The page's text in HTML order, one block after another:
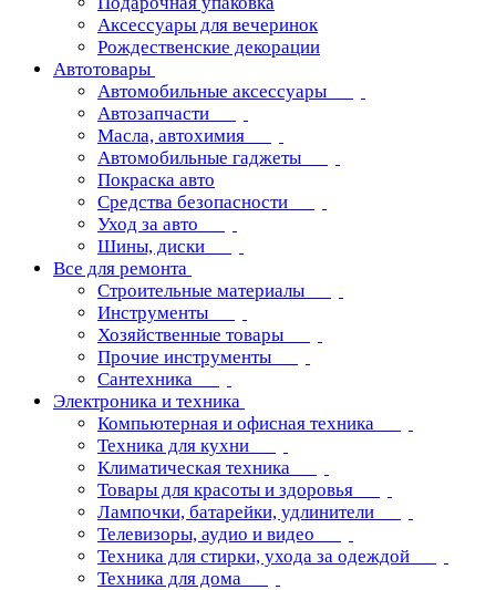
Аксессуары для вечеринок
Рождественские декорации
Автотовары
Автомобильные аксессуары
Автозапчасти
Масла, автохимия
Автомобильные гаджеты
Покраска авто
Средства безопасности
Уход за авто
Шины, диски
Все для ремонта
Строительные материалы
Инструменты
Хозяйственные товары
Прочие инструменты
Сантехника
Электроника и техника
Компьютерная и офисная техника
Техника для кухни
Климатическая техника
Товары для красоты и здоровья
Лампочки, батарейки, удлинители
Телевизоры, аудио и видео
Техника для стирки, ухода за одеждой
Техника для дома